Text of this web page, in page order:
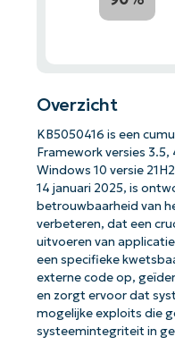
Overzicht
KB5050416 is een
Framework versies
Windows 10 versie
14 januari 2025, is
betrouwbaarheid van
verbeteren, dat een
uitvoeren van
een specifieke
externe code op,
en zorgt ervoor dat
mogelijke exploits die
systeemintegriteit in